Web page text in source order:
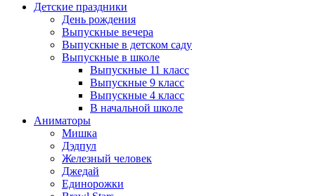
Детские праздники
День рождения
Выпускные вечера
Выпускные в детском саду
Выпускные в школе
Выпускные 11 класс
Выпускные 9 класс
Выпускные 4 класс
В начальной школе
Аниматоры
Мишка
Дэдпул
Железный человек
Джедай
Единорожки